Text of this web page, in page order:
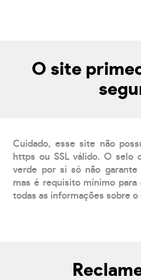
O site
Cuidado, esse site não
https ou SSL válido. O selo
verde por si só não
mas é requisito mínimo
todas as informações sobre